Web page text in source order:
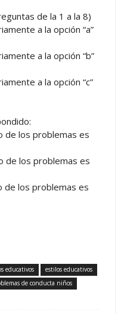
de la 1 a la 8)
a la opción “a”
a la opción “b”
a la opción “c”
de los problemas es
de los problemas es
de los problemas es
educativos
estilos educativos
de conducta niños